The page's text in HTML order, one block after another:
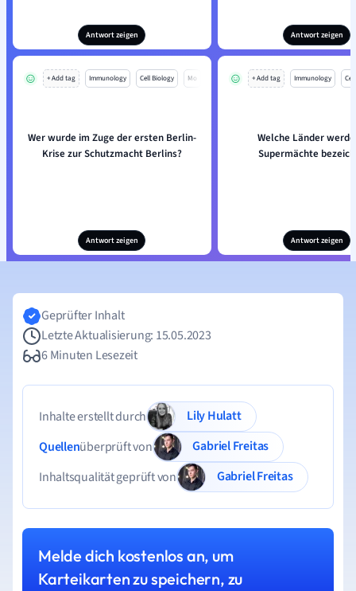
Antwort zeigen Antwort zeigen
+ Add tag Immunology Cell Biology Mo
Wer wurde im Zuge der ersten Berlin-
Krise zur Schutzmacht Berlins?
Antwort zeigen
+ Add tag Immunology
Welche Länder
Supermächte
Antwort zeigen
Geprüfter Inhalt
Letzte Aktualisierung: 15.05.2023
6 Minuten Lesezeit
Inhalte erstellt durch
Lily Hulatt
Quellenüberprüft von
Gabriel Freitas
Inhaltsqualität geprüft von
Gabriel Freitas
Melde dich kostenlos an, um
Karteikarten zu speichern, zu